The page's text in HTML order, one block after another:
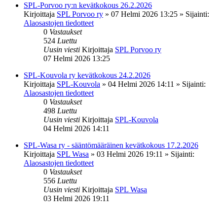
SPL-Porvoo ry:n kevätkokous 26.2.2026
Kirjoittaja SPL Porvoo ry » 07 Helmi 2026 13:25 » Sijainti:
Alaosastojen tiedotteet
0 Vastaukset
524 Luettu
Uusin viesti Kirjoittaja SPL Porvoo ry
07 Helmi 2026 13:25
SPL-Kouvola ry kevätkokous 24.2.2026
Kirjoittaja SPL-Kouvola » 04 Helmi 2026 14:11 » Sijainti:
Alaosastojen tiedotteet
0 Vastaukset
498 Luettu
Uusin viesti Kirjoittaja SPL-Kouvola
04 Helmi 2026 14:11
SPL-Wasa ry - sääntömääräinen kevätkokous 17.2.2026
Kirjoittaja SPL Wasa » 03 Helmi 2026 19:11 » Sijainti:
Alaosastojen tiedotteet
0 Vastaukset
556 Luettu
Uusin viesti Kirjoittaja SPL Wasa
03 Helmi 2026 19:11